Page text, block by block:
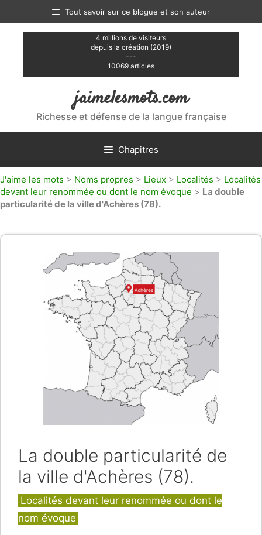
contenu
Tout savoir sur ce blogue et son auteur
4 millions de visiteurs
depuis la création (2019)
---
10069 articles
jaimelesmots.com
Richesse et défense de la langue française
Chapitres
J'aime les mots > Noms propres > Lieux > Localités > Localités
devant leur renommée ou dont le nom évoque > La double
particularité de la ville d'Achères (78).
La double particularité de
la ville d'Achères (78).
Catégories
Localités devant leur renommée ou dont le
nom évoque